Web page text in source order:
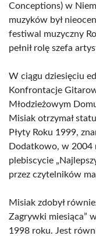
Conceptions) w
muzyków był
festiwal muzyczny
pełnił rolę szefa
W ciągu dziesięciu
Konfrontacje
Młodzieżowym
Misiak otrzymał
Płyty Roku 1999,
Dodatkowo, w 2004
plebiscycie
przez czytelników
Misiak zdobył
Zagrywki miesiąca”
1998 roku. Jest